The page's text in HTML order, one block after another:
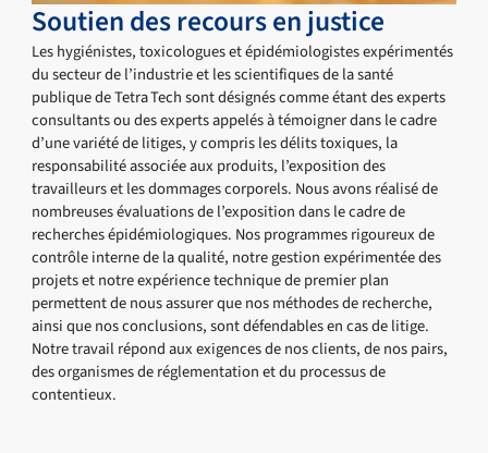
Soutien des recours en justice
Les hygiénistes, toxicologues et épidémiologistes expérimentés
du secteur de l’industrie et les scientifiques de la santé
publique de Tetra Tech sont désignés comme étant des experts
consultants ou des experts appelés à témoigner dans le cadre
d’une variété de litiges, y compris les délits toxiques, la
responsabilité associée aux produits, l’exposition des
travailleurs et les dommages corporels. Nous avons réalisé de
nombreuses évaluations de l’exposition dans le cadre de
recherches épidémiologiques. Nos programmes rigoureux de
contrôle interne de la qualité, notre gestion expérimentée des
projets et notre expérience technique de premier plan
permettent de nous assurer que nos méthodes de recherche,
ainsi que nos conclusions, sont défendables en cas de litige.
Notre travail répond aux exigences de nos clients, de nos pairs,
des organismes de réglementation et du processus de
contentieux.